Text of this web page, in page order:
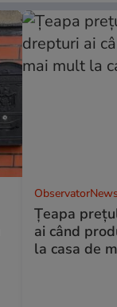
Țeapa
ai când
la casa de